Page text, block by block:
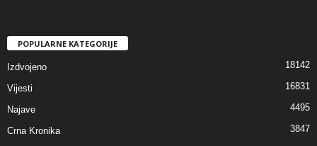
POPULARNE KATEGORIJE
Izdvojeno 18142
Vijesti 16831
Najave 4495
Crna Kronika
3847